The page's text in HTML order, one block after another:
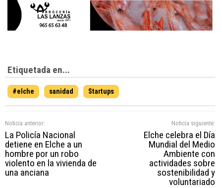
Etiquetada en...
#elche sanidad Startups
Noticia anterior:
La Policía Nacional
detiene en Elche a un
hombre por un robo
violento en la vivienda de
una anciana
Noticia siguiente:
Elche celebra el Día
Mundial del Medio
Ambiente con
actividades sobre
sostenibilidad y
voluntariado